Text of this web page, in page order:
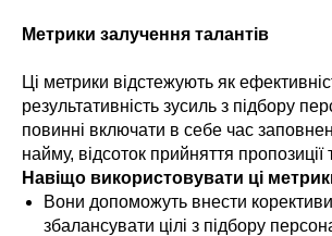
Метрики залучення талантів
Ці метрики відстежують як
результативність зусиль з підбору
повинні включати в себе час
найму, відсоток прийняття пропозиції
Навіщо використовувати ці
Вони допоможуть внести
збалансувати цілі з підбору